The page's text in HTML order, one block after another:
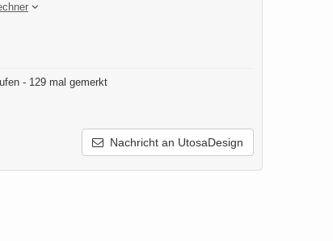
- 129 mal gemerkt
Nachricht an UtosaDesign